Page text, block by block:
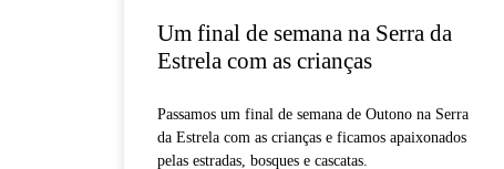
Um final de semana na Serra da
Estrela com as crianças
Passamos um final de semana de Outono na Serra
da Estrela com as crianças e ficamos apaixonados
pelas estradas, bosques e cascatas.